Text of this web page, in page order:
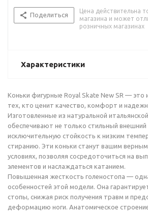
Поделиться
Цена действительна
магазина и может
розничных магазинах
Характеристики
Коньки фигурные Royal Skate New SR —
тех, кто ценит качество, комфорт и
Изготовленные из натуральной
обеспечивают не только стильный внешний
исключительную стойкость к низким
стиранию. Эти коньки станут вашим
условиях, позволяя сосредоточиться на
элементов и наслаждаться катанием.
Повышенная жесткость голеностопа —
особенностей этой модели. Она
стопы, снижая риск получения травм и
деформацию ноги. Анатомическое